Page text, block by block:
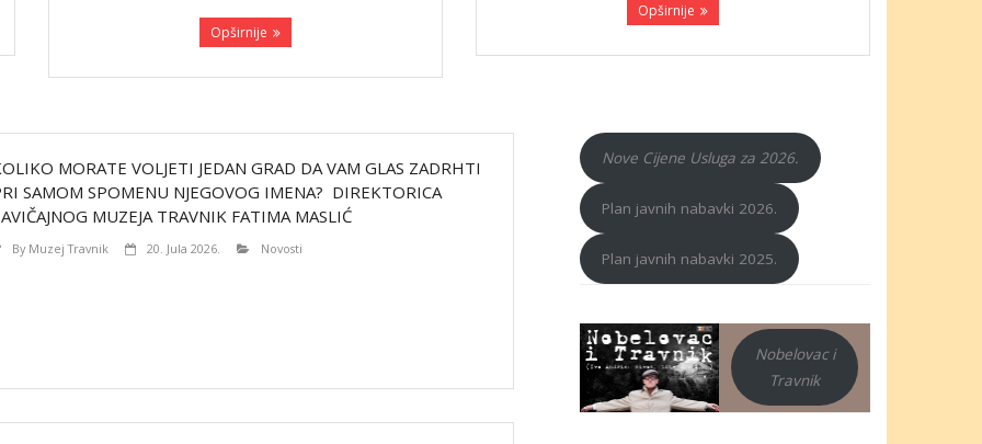
Opširnije
Opširnije
MORATE VOLJETI JEDAN GRAD DA VAM GLAS ZADRHTI
SAMOM SPOMENU NJEGOVOG IMENA? DIREKTORICA
MUZEJA TRAVNIK FATIMA MASLIĆ
By Muzej Travnik 20. Jula 2026. Novosti
Nove Cijene Usluga za 2026.
Plan javnih nabavki 2026.
Plan javnih nabavki 2025.
Nobelovac i
Travnik